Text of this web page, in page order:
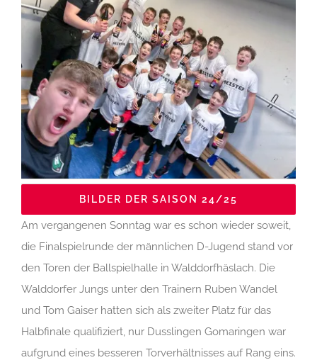
BILDER DER SAISON 24/25
Am vergangenen Sonntag war es schon wieder soweit,
die Finalspielrunde der männlichen D-Jugend stand vor
den Toren der Ballspielhalle in Walddorfhäslach. Die
Walddorfer Jungs unter den Trainern Ruben Wandel
und Tom Gaiser hatten sich als zweiter Platz für das
Halbfinale qualifiziert, nur Dusslingen Gomaringen war
aufgrund eines besseren Torverhältnisses auf Rang eins.